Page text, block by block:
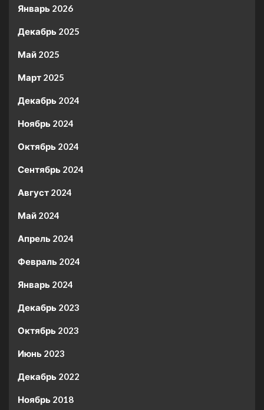
Январь 2026
Декабрь 2025
Май 2025
Март 2025
Декабрь 2024
Ноябрь 2024
Октябрь 2024
Сентябрь 2024
Август 2024
Май 2024
Апрель 2024
Февраль 2024
Январь 2024
Декабрь 2023
Октябрь 2023
Июнь 2023
Декабрь 2022
Ноябрь 2018